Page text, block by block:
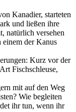
Kanadier, starteten
und ließen ihre
natürlich versehen
einem der Kanus
Kurz vor der
Fischschleuse,
mit auf den Weg
Wie begleiten
ihr tun, wenn ihr